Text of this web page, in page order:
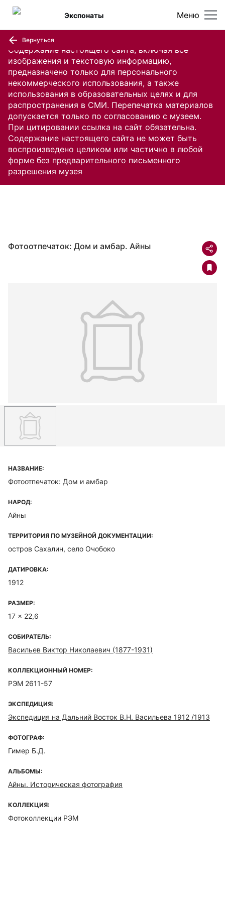
Содержание настоящего сайта, включая все
изображения и текстовую информацию,
предназначено только для персонального
некоммерческого использования, а также
использования в образовательных целях и для
распространения в СМИ. Перепечатка материалов
допускается только по согласованию с музеем.
При цитировании ссылка на сайт обязательна.
Содержание настоящего сайта не может быть
воспроизведено целиком или частично в любой
форме без предварительного письменного
разрешения музея
Меню
Экспонаты
Вернуться
Фотоотпечаток: Дом и амбар. Айны
НАЗВАНИЕ:
Фотоотпечаток: Дом и амбар
НАРОД:
Айны
ТЕРРИТОРИЯ ПО МУЗЕЙНОЙ ДОКУМЕНТАЦИИ:
остров Сахалин, село Очобоко
ДАТИРОВКА:
1912
РАЗМЕР:
17 x 22,6
СОБИРАТЕЛЬ:
Васильев Виктор Николаевич (1877-1931)
КОЛЛЕКЦИОННЫЙ НОМЕР:
РЭМ 2611-57
ЭКСПЕДИЦИЯ:
Экспедиция на Дальний Восток В.Н. Васильева 1912 /1913
ФОТОГРАФ:
Гимер Б.Д.
АЛЬБОМЫ:
Айны. Историческая фотография
КОЛЛЕКЦИЯ:
Фотоколлекции РЭМ